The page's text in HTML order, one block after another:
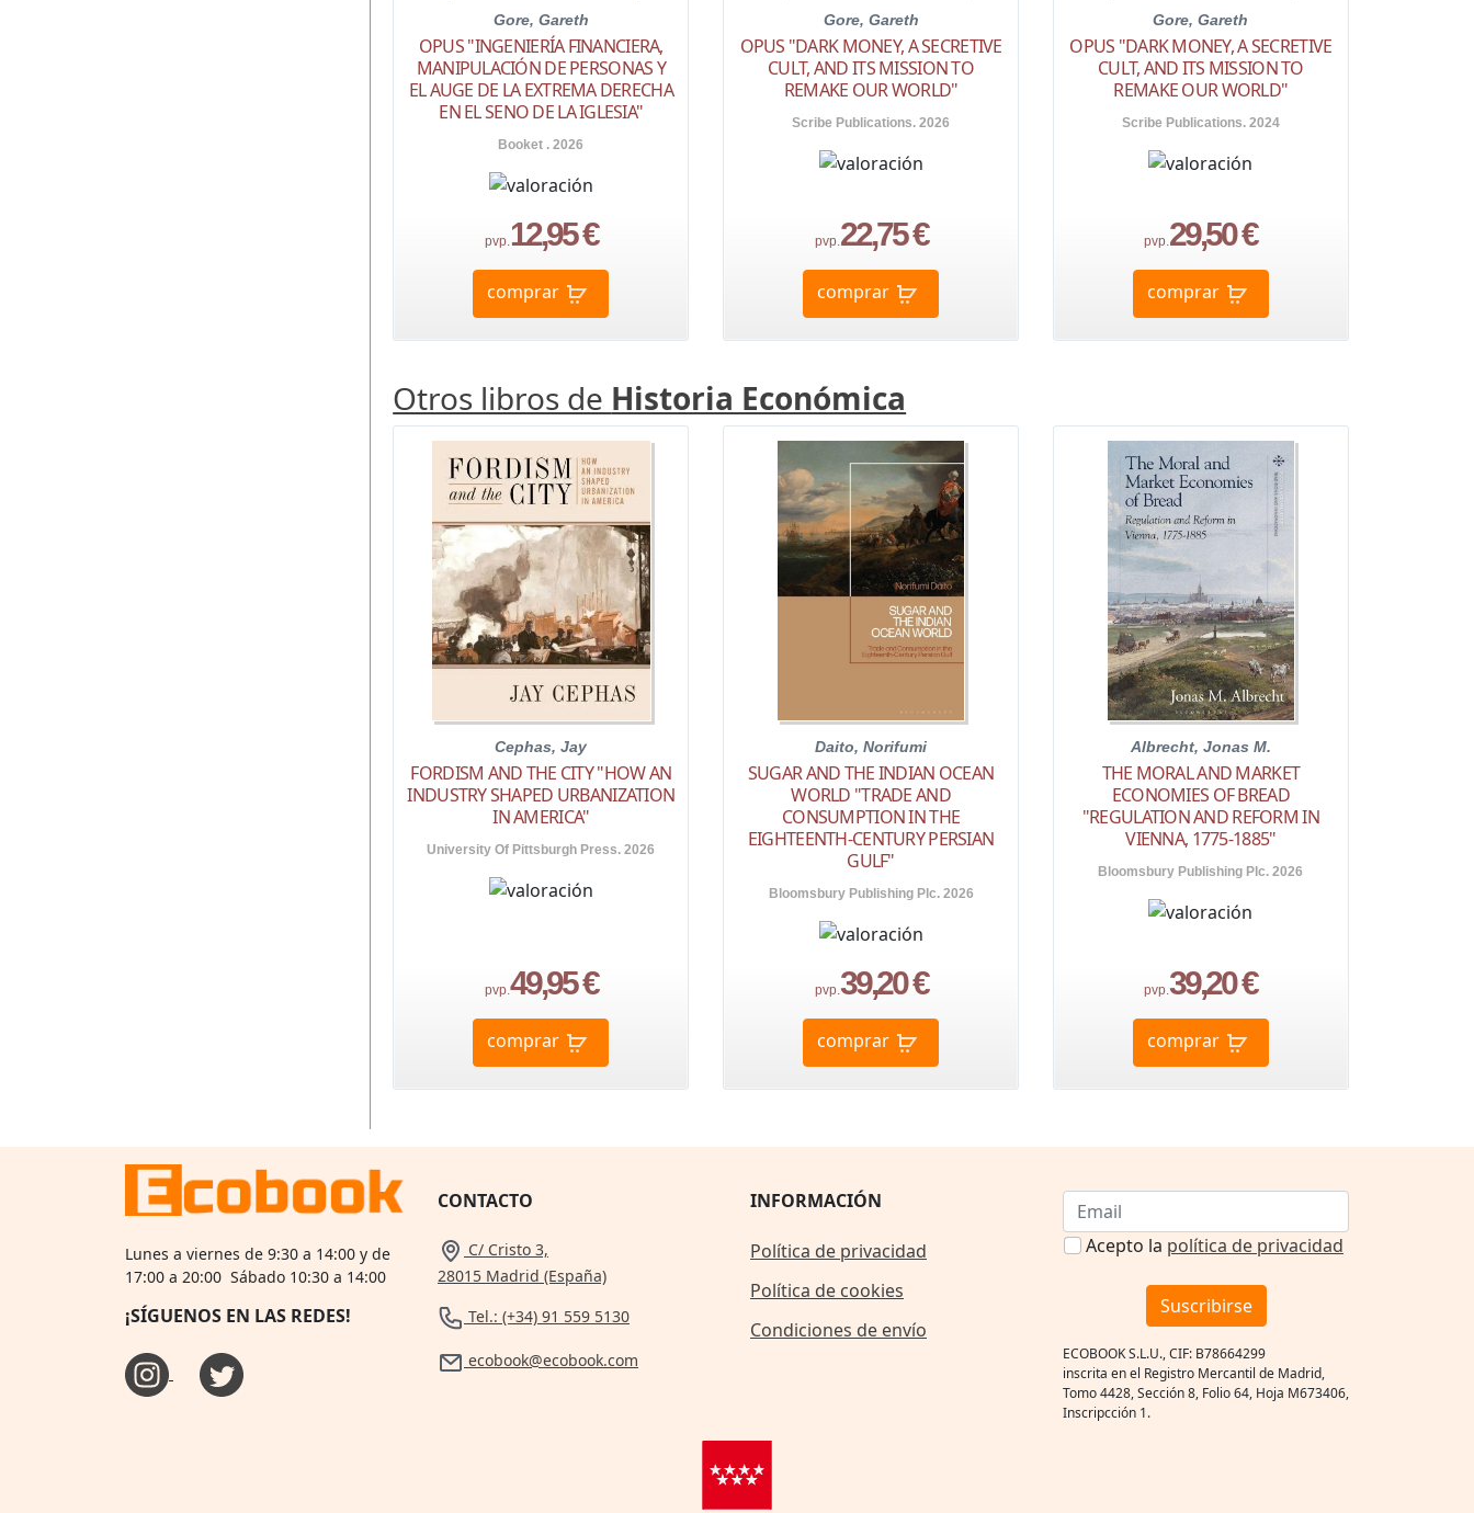
Gore, Gareth
OPUS "INGENIERÍA FINANCIERA,
MANIPULACIÓN DE PERSONAS Y
EL AUGE DE LA EXTREMA DERECHA
EN EL SENO DE LA IGLESIA"
Booket . 2026
pvp.12,95 €
comprar
Gore, Gareth
OPUS "DARK MONEY, A SECRETIVE
CULT, AND ITS MISSION TO
REMAKE OUR WORLD"
Scribe Publications. 2026
pvp.22,75 €
comprar
Gore, Gareth
OPUS "DARK MONEY, A SECRETIVE
CULT, AND ITS MISSION TO
REMAKE OUR WORLD"
Scribe Publications. 2024
pvp.29,50 €
comprar
Otros libros de Historia Económica
Cephas, Jay
FORDISM AND THE CITY "HOW AN
INDUSTRY SHAPED URBANIZATION
IN AMERICA"
University Of Pittsburgh Press. 2026
pvp.49,95 €
comprar
Daito, Norifumi
SUGAR AND THE INDIAN OCEAN
WORLD "TRADE AND
CONSUMPTION IN THE
EIGHTEENTH-CENTURY PERSIAN
GULF"
Bloomsbury Publishing Plc. 2026
pvp.39,20 €
comprar
Albrecht, Jonas M.
THE MORAL AND MARKET
ECONOMIES OF BREAD
"REGULATION AND REFORM IN
VIENNA, 1775-1885"
Bloomsbury Publishing Plc. 2026
pvp.39,20 €
comprar
Lunes a viernes de 9:30 a 14:00 y de
17:00 a 20:00 Sábado 10:30 a 14:00
¡SÍGUENOS EN LAS REDES!
CONTACTO
C/ Cristo 3,
28015 Madrid (España)
Tel.: (+34) 91 559 5130
ecobook@ecobook.com
INFORMACIÓN
Política de privacidad
Política de cookies
Condiciones de envío
Acepto la política de privacidad
Suscribirse
ECOBOOK S.L.U., CIF: B78664299
inscrita en el Registro Mercantil de Madrid,
Tomo 4428, Sección 8, Folio 64, Hoja M673406,
Inscripcción 1.